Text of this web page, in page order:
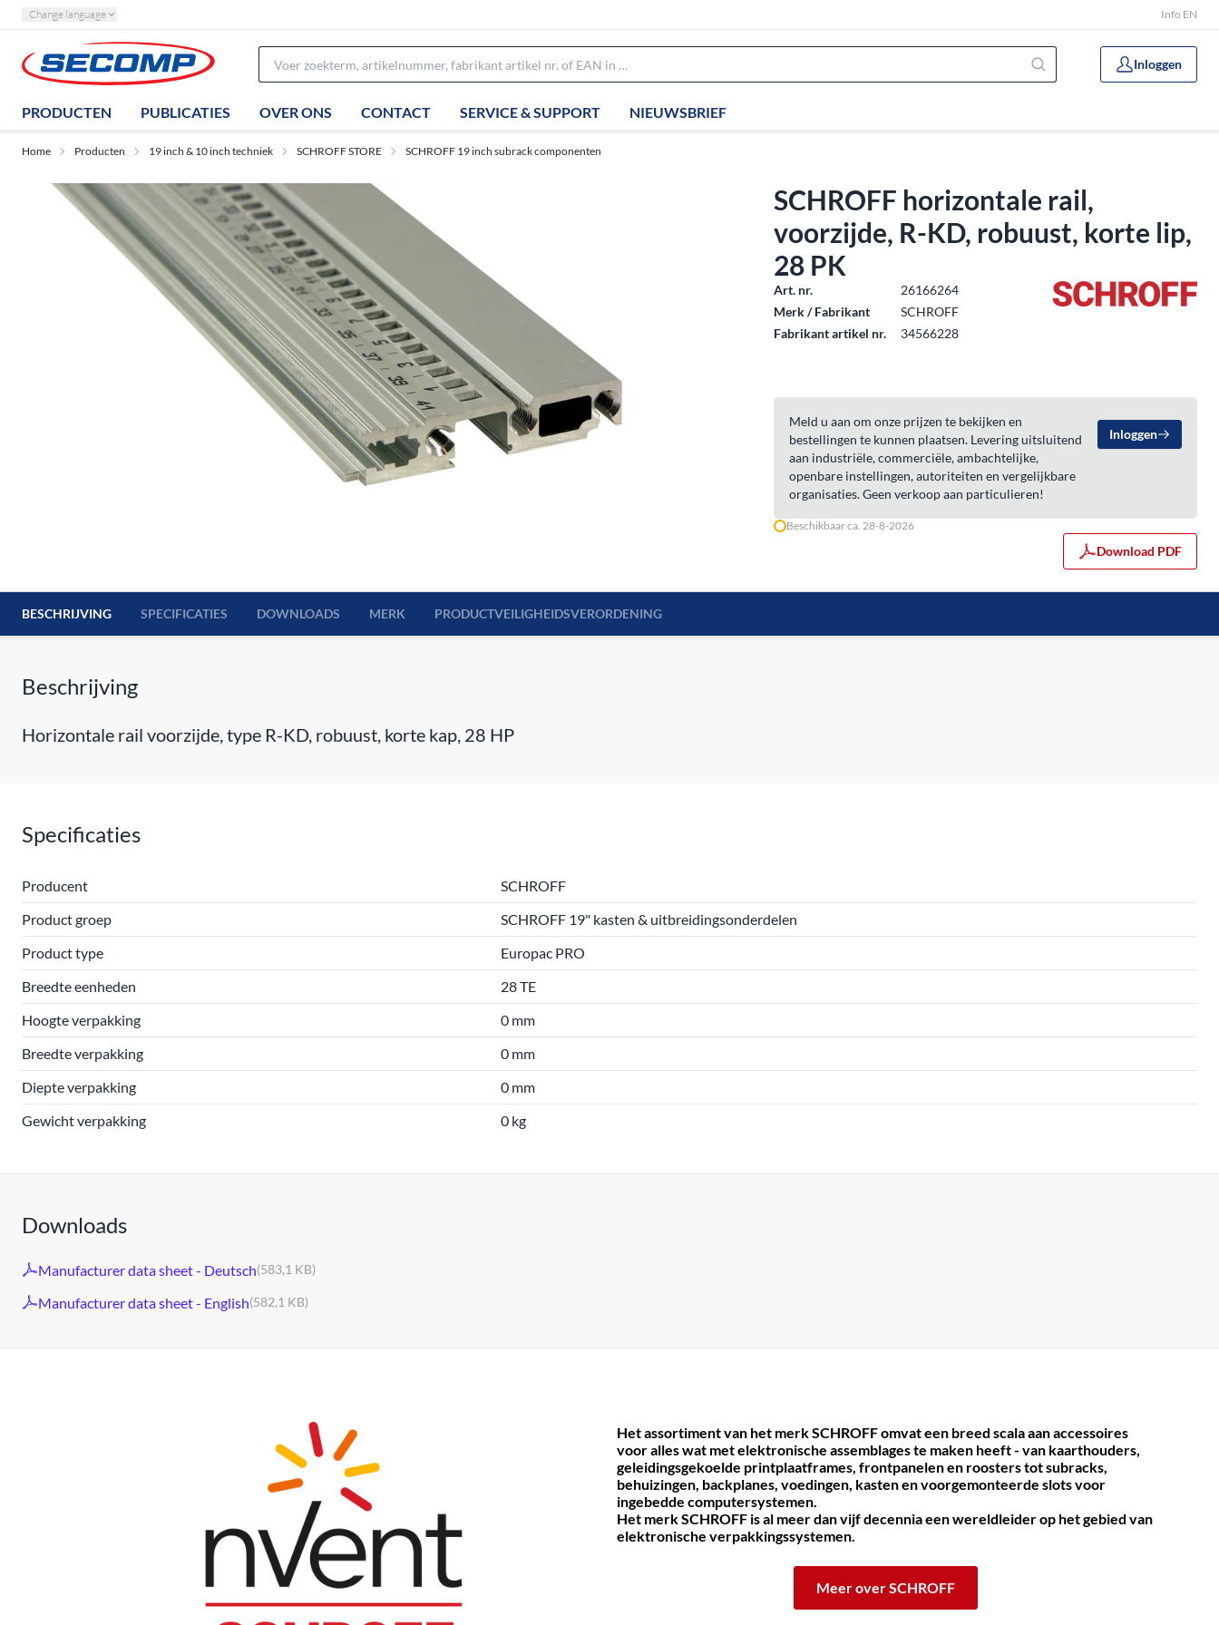
Change language Info EN
Inloggen
PRODUCTEN PUBLICATIES OVER ONS CONTACT SERVICE & SUPPORT NIEUWSBRIEF
Home Producten 19 inch & 10 inch techniek SCHROFF STORE SCHROFF 19 inch subrack componenten
SCHROFF horizontale rail,
voorzijde, R-KD, robuust, korte lip,
28 PK
Art. nr.
26166264
Merk / Fabrikant
SCHROFF
Fabrikant artikel nr.
34566228
Meld u aan om onze prijzen te bekijken en
bestellingen te kunnen plaatsen. Levering uitsluitend
aan industriële, commerciële, ambachtelijke,
openbare instellingen, autoriteiten en vergelijkbare
organisaties. Geen verkoop aan particulieren!
Inloggen
Beschikbaar ca. 28-8-2026
Download PDF
BESCHRIJVING SPECIFICATIES DOWNLOADS MERK PRODUCTVEILIGHEIDSVERORDENING
Beschrijving
Horizontale rail voorzijde, type R-KD, robuust, korte kap, 28 HP
Specificaties
Producent
SCHROFF
Product groep
SCHROFF 19" kasten & uitbreidingsonderdelen
Product type
Europac PRO
Breedte eenheden
28 TE
Hoogte verpakking
0 mm
Breedte verpakking
0 mm
Diepte verpakking
0 mm
Gewicht verpakking
0 kg
Downloads
Manufacturer data sheet - Deutsch(583,1 KB)
Manufacturer data sheet - English(582,1 KB)
Het assortiment van het merk SCHROFF omvat een breed scala aan accessoires
voor alles wat met elektronische assemblages te maken heeft - van kaarthouders,
geleidingsgekoelde printplaatframes, frontpanelen en roosters tot subracks,
behuizingen, backplanes, voedingen, kasten en voorgemonteerde slots voor
ingebedde computersystemen.
Het merk SCHROFF is al meer dan vijf decennia een wereldleider op het gebied van
elektronische verpakkingssystemen.
Meer over SCHROFF